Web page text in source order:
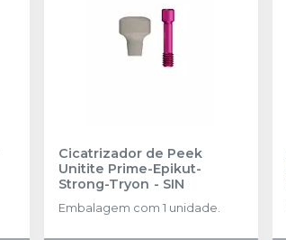
Cicatrizador de Peek
Unitite Prime-Epikut-
Strong-Tryon - SIN
Embalagem com 1 unidade.